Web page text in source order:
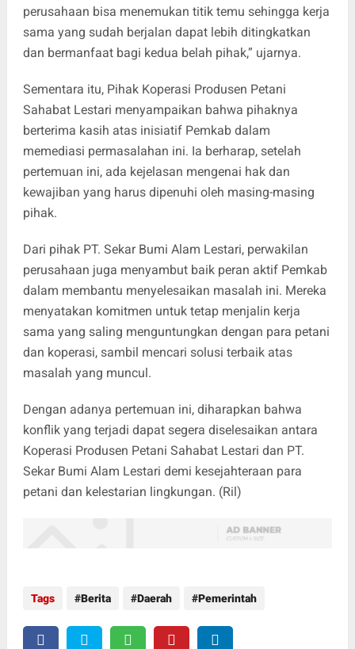
perusahaan bisa menemukan titik temu sehingga kerja
sama yang sudah berjalan dapat lebih ditingkatkan
dan bermanfaat bagi kedua belah pihak,” ujarnya.
Sementara itu, Pihak Koperasi Produsen Petani
Sahabat Lestari menyampaikan bahwa pihaknya
berterima kasih atas inisiatif Pemkab dalam
memediasi permasalahan ini. Ia berharap, setelah
pertemuan ini, ada kejelasan mengenai hak dan
kewajiban yang harus dipenuhi oleh masing-masing
pihak.
Dari pihak PT. Sekar Bumi Alam Lestari, perwakilan
perusahaan juga menyambut baik peran aktif Pemkab
dalam membantu menyelesaikan masalah ini. Mereka
menyatakan komitmen untuk tetap menjalin kerja
sama yang saling menguntungkan dengan para petani
dan koperasi, sambil mencari solusi terbaik atas
masalah yang muncul.
Dengan adanya pertemuan ini, diharapkan bahwa
konflik yang terjadi dapat segera diselesaikan antara
Koperasi Produsen Petani Sahabat Lestari dan PT.
Sekar Bumi Alam Lestari demi kesejahteraan para
petani dan kelestarian lingkungan. (Ril)
Tags Berita Daerah Pemerintah